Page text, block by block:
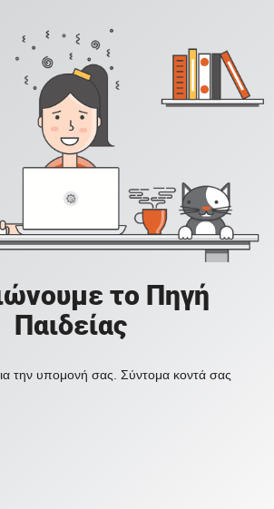
το Πηγή
Παιδείας
την υπομονή σας. Σύντομα κοντά σας